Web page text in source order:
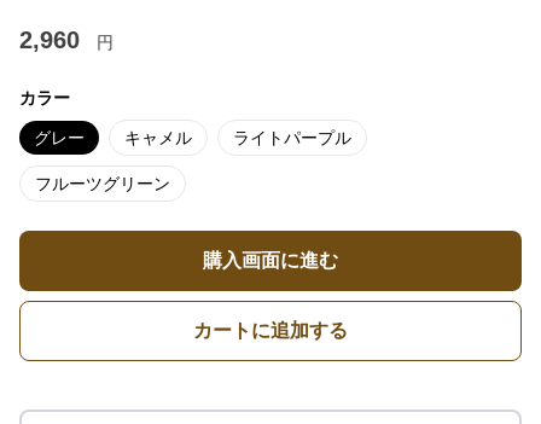
2,960 円
カラー
グレー キャメル ライトパープル
フルーツグリーン
購入画面に進む
カートに追加する